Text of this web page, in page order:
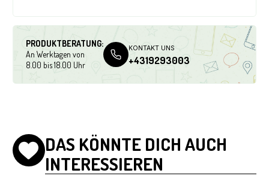
PRODUKTBERATUNG:
An Werktagen von
8.00 bis 18.00 Uhr
KONTAKT UNS
+4319293003
DAS KÖNNTE DICH AUCH
INTERESSIEREN